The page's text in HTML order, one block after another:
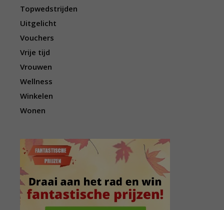
Topwedstrijden
Uitgelicht
Vouchers
Vrije tijd
Vrouwen
Wellness
Winkelen
Wonen